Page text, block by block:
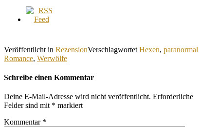
Veröffentlicht in RezensionVerschlagwortet Hexen, paranormal
Romance, Werwölfe
Schreibe einen Kommentar
Deine E-Mail-Adresse wird nicht veröffentlicht. Erforderliche
Felder sind mit * markiert
Kommentar *